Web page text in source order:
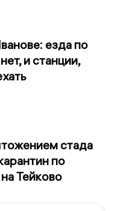
езда по
и станции,
стада
по
Тейково